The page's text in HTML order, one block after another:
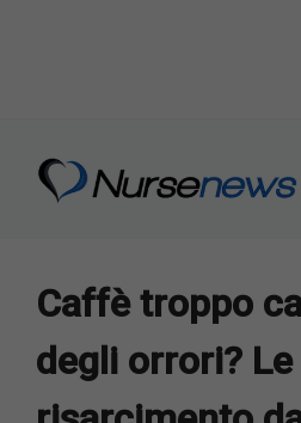
Caffè troppo
degli orrori?